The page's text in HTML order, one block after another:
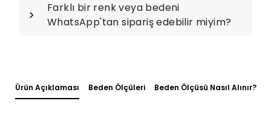
Farklı bir renk veya bedeni
WhatsApp'tan sipariş edebilir miyim?
Ürün Açıklaması Beden Ölçüleri Beden Ölçüsü Nasıl Alınır?